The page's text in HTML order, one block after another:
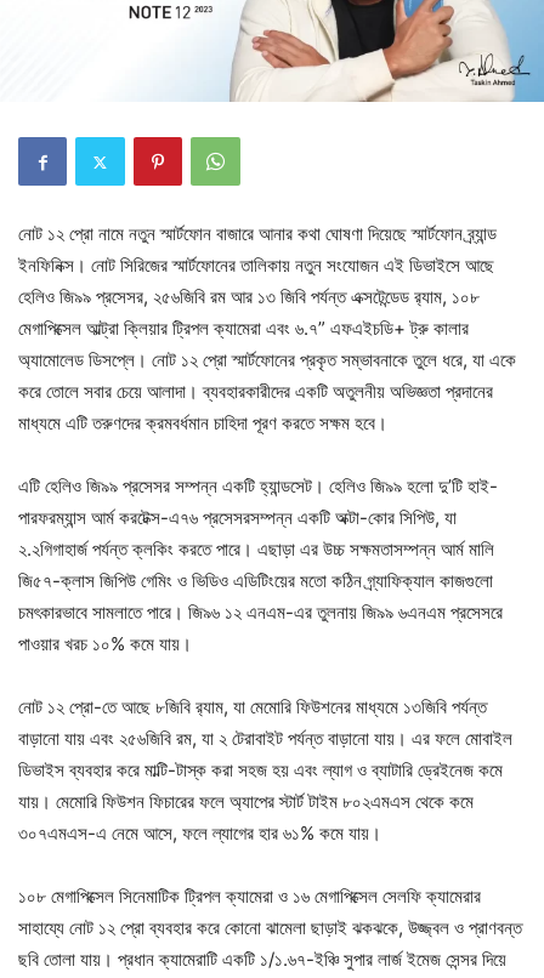
নোট ১২ প্রো নামে নতুন স্মার্টফোন বাজারে আনার কথা ঘোষণা দিয়েছে স্মার্টফোন ব্র্যান্ড
ইনফিনিক্স। নোট সিরিজের স্মার্টফোনের তালিকায় নতুন সংযোজন এই ডিভাইসে আছে
হেলিও জি৯৯ প্রসেসর, ২৫৬জিবি রম আর ১৩ জিবি পর্যন্ত এক্সটেন্ডেড র‍্যাম, ১০৮
মেগাপিক্সেল আল্ট্রা ক্লিয়ার ট্রিপল ক্যামেরা এবং ৬.৭” এফএইচডি+ ট্রু কালার
অ্যামোলেড ডিসপ্লে। নোট ১২ প্রো স্মার্টফোনের প্রকৃত সম্ভাবনাকে তুলে ধরে, যা একে
করে তোলে সবার চেয়ে আলাদা। ব্যবহারকারীদের একটি অতুলনীয় অভিজ্ঞতা প্রদানের
মাধ্যমে এটি তরুণদের ক্রমবর্ধমান চাহিদা পূরণ করতে সক্ষম হবে।
এটি হেলিও জি৯৯ প্রসেসর সম্পন্ন একটি হ্যান্ডসেট। হেলিও জি৯৯ হলো দু’টি হাই-
পারফরম্যান্স আর্ম করটেক্স-এ৭৬ প্রসেসরসম্পন্ন একটি অক্টা-কোর সিপিউ, যা
২.২গিগাহার্জ পর্যন্ত ক্লকিং করতে পারে। এছাড়া এর উচ্চ সক্ষমতাসম্পন্ন আর্ম মালি
জি৫৭-ক্লাস জিপিউ গেমিং ও ভিডিও এডিটিংয়ের মতো কঠিন গ্র্যাফিক্যাল কাজগুলো
চমৎকারভাবে সামলাতে পারে। জি৯৬ ১২ এনএম-এর তুলনায় জি৯৯ ৬এনএম প্রসেসরে
পাওয়ার খরচ ১০% কমে যায়।
নোট ১২ প্রো-তে আছে ৮জিবি র‍্যাম, যা মেমোরি ফিউশনের মাধ্যমে ১৩জিবি পর্যন্ত
বাড়ানো যায় এবং ২৫৬জিবি রম, যা ২ টেরাবাইট পর্যন্ত বাড়ানো যায়। এর ফলে মোবাইল
ডিভাইস ব্যবহার করে মাল্টি-টাস্ক করা সহজ হয় এবং ল্যাগ ও ব্যাটারি ড্রেইনেজ কমে
যায়। মেমোরি ফিউশন ফিচারের ফলে অ্যাপের স্টার্ট টাইম ৮০২এমএস থেকে কমে
৩০৭এমএস-এ নেমে আসে, ফলে ল্যাগের হার ৬১% কমে যায়।
১০৮ মেগাপিক্সেল সিনেমাটিক ট্রিপল ক্যামেরা ও ১৬ মেগাপিক্সেল সেলফি ক্যামেরার
সাহায্যে নোট ১২ প্রো ব্যবহার করে কোনো ঝামেলা ছাড়াই ঝকঝকে, উজ্জ্বল ও প্রাণবন্ত
ছবি তোলা যায়। প্রধান ক্যামেরাটি একটি ১/১.৬৭-ইঞ্চি সুপার লার্জ ইমেজ সেন্সর দিয়ে